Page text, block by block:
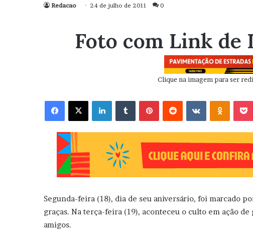
Redacao 24 de julho de 2011 0
Foto com Link de
Clique na imagem para ser
Facebook X Linkedin VK OK
Segunda-feira (18), dia de seu aniversário, foi marcado
graças. Na terça-feira (19), aconteceu o culto em ação
amigos.